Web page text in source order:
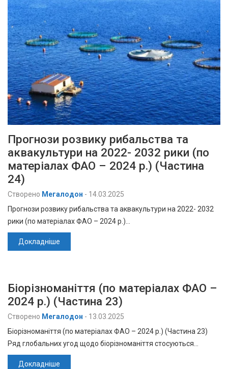
Прогнози розвику рибальства та
аквакультури на 2022- 2032 рики (по
матеріалах ФАО – 2024 р.) (Частина
24)
Створено Мегалодон - 14.03.2025
Прогнози розвику рибальства та аквакультури на 2022- 2032
рики (по матеріалах ФАО – 2024 р.)…
Докладніше
Біорізноманіття (по матеріалах ФАО –
2024 р.) (Частина 23)
Створено Мегалодон - 13.03.2025
Біорізноманіття (по матеріалах ФАО – 2024 р.) (Частина 23)
Ряд глобальних угод щодо біорізноманіття стосуються…
Докладніше